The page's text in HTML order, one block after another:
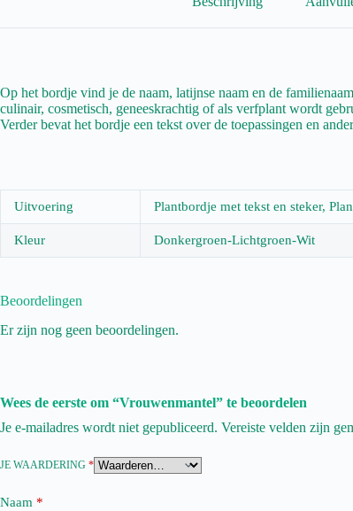
Op het bordje vind je de naam, latijnse naam en de
culinair, cosmetisch, geneeskrachtig of als verfplant wordt
Verder bevat het bordje een tekst over de toepassingen en
Uitvoering Plantbordje met tekst en steker,
Kleur Donkergroen-Lichtgroen-Wit
Beoordelingen
Er zijn nog geen beoordelingen.
Wees de eerste om “Vrouwenmantel” te beoordelen
Je e-mailadres wordt niet gepubliceerd. Vereiste velden zijn
JE WAARDERING *
Naam *